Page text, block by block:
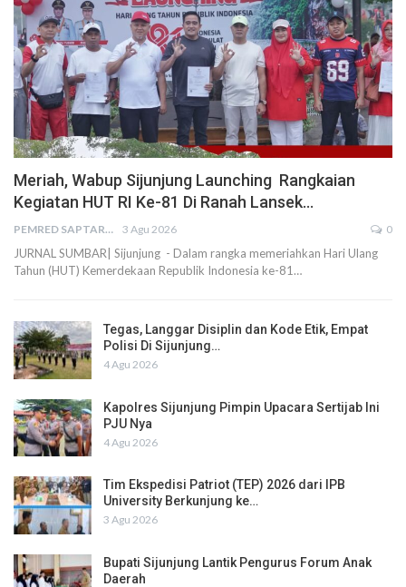
Meriah, Wabup Sijunjung Launching Rangkaian
Kegiatan HUT RI Ke-81 Di Ranah Lansek…
PEMRED SAPTARIUS 3 Agu 2026 0
JURNAL SUMBAR| Sijunjung - Dalam rangka memeriahkan Hari Ulang
Tahun (HUT) Kemerdekaan Republik Indonesia ke-81…
Tegas, Langgar Disiplin dan Kode Etik, Empat
Polisi Di Sijunjung…
4 Agu 2026
Kapolres Sijunjung Pimpin Upacara Sertijab Ini
PJU Nya
4 Agu 2026
Tim Ekspedisi Patriot (TEP) 2026 dari IPB
University Berkunjung ke…
3 Agu 2026
Bupati Sijunjung Lantik Pengurus Forum Anak
Daerah